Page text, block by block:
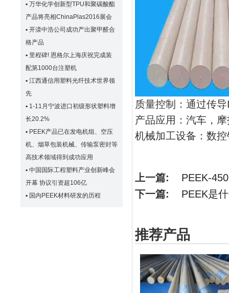
▪ 万华化学创新型TPU和聚碳酸酯
产品将亮相ChinaPlas2016展会
▪ 开滦中浩公司成功产出聚甲醛合
格产品
▪ 里程碑! 恩格尔上海庆祝完成装
配第1000台注塑机
▪ 江西通信用塑料光纤技术世界领
先
▪ 1-11月宁波进口初级形状塑料增
长20.2%
▪ PEEK产品已在发电机组、空压
机、烟草包装机械、传输泵密封等
高技术领域得到成功应用
▪ 中国国际工程塑料产业创新峰会
开幕 协议引资超106亿
▪ 国内PEEK材料研发的历程
质量控制：通过传
产品应用：汽车，
机械加工设备：数
上一篇: PEEK-
下一篇: PEEK是
推荐产品